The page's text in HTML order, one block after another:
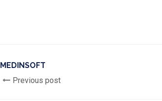
MEDINSOFT
Previous post